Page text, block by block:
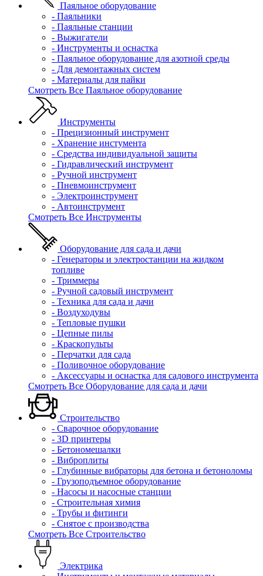
Паяльное оборудование
- Паяльники
- Паяльные станции
- Выжигатели
- Инструменты и оснастка
- Паяльное оборудование для азотной среды
- Для демонтажных систем
- Материалы для пайки
Смотреть Все Паяльное оборудование
Инструменты
- Прецизионный инструмент
- Хранение инстумента
- Средства индивидуальной защиты
- Гидравлический инструмент
- Ручной инструмент
- Пневмоинструмент
- Электроинструмент
- Автоинструмент
Смотреть Все Инструменты
Оборудование для сада и дачи
- Генераторы и электростанции на жидком
топливе
- Триммеры
- Ручной садовый инструмент
- Техника для сада и дачи
- Воздуходувы
- Тепловые пушки
- Цепные пилы
- Краскопульты
- Перчатки для сада
- Поливочное оборудование
- Аксессуары и оснастка для садового инструмента
Смотреть Все Оборудование для сада и дачи
Строительство
- Сварочное оборудование
- 3D принтеры
- Бетономешалки
- Виброплиты
- Глубинные вибраторы для бетона и бетоноломы
- Грузоподъемное оборудование
- Насосы и насосные станции
- Строительная химия
- Трубы и фитинги
- Снятое с производства
Смотреть Все Строительство
Электрика